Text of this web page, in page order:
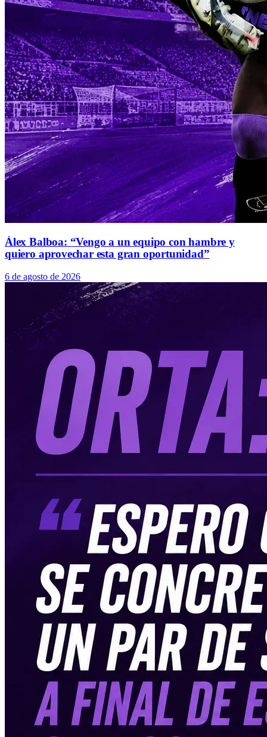
Álex Balboa: “Vengo a un equipo con hambre y
quiero aprovechar esta gran oportunidad”
6 de agosto de 2026